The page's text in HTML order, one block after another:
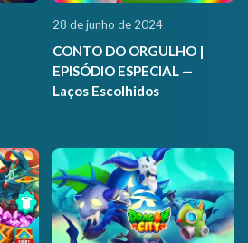
28 de junho de 2024
CONTO DO ORGULHO |
EPISÓDIO ESPECIAL —
Laços Escolhidos